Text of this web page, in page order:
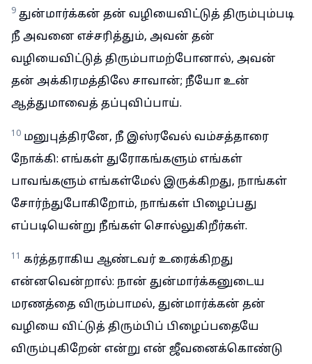
9 துன்மார்க்கன் தன் வழியைவிட்டுத் திரும்பும்படி
நீ அவனை எச்சரித்தும், அவன் தன்
வழியைவிட்டுத் திரும்பாமற்போனால், அவன்
தன் அக்கிரமத்திலே சாவான்; நீயோ உன்
ஆத்துமாவைத் தப்புவிப்பாய்.
10 மனுபுத்திரனே, நீ இஸ்ரவேல் வம்சத்தாரை
நோக்கி: எங்கள் துரோகங்களும் எங்கள்
பாவங்களும் எங்கள்மேல் இருக்கிறது, நாங்கள்
சோர்ந்துபோகிறோம், நாங்கள் பிழைப்பது
எப்படியென்று நீங்கள் சொல்லுகிறீர்கள்.
11 கர்த்தராகிய ஆண்டவர் உரைக்கிறது
என்னவென்றால்: நான் துன்மார்க்கனுடைய
மரணத்தை விரும்பாமல், துன்மார்க்கன் தன்
வழியை விட்டுத் திரும்பிப் பிழைப்பதையே
விரும்புகிறேன் என்று என் ஜீவனைக்கொண்டு